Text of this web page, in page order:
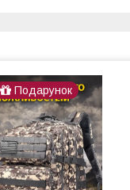
Подарунок